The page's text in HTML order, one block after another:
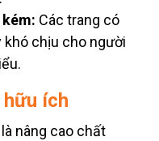
Các trang có
khó chịu cho người
ích
nâng cao chất